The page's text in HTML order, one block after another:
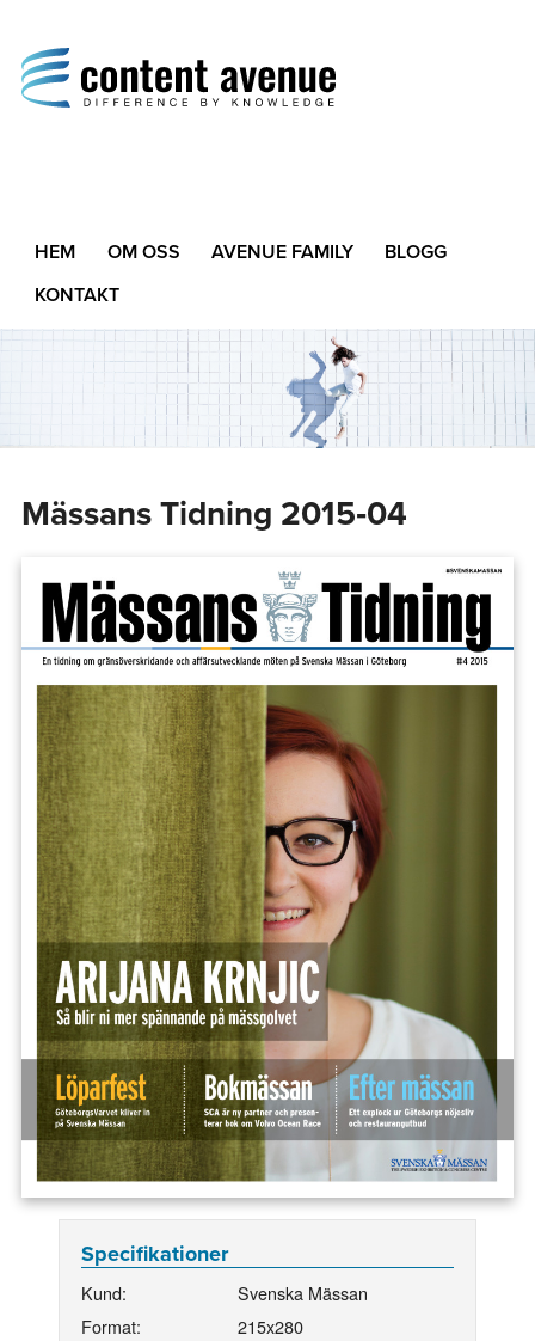
Difference by Knowledge
HEM OM OSS AVENUE FAMILY
BLOGG
KONTAKT
Mässans Tidning 2015‑04
Specifikationer
Kund:
Svenska Mässan
Format:
215x280